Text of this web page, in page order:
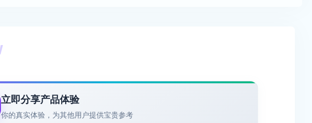
立即分享产品体验
你的真实体验，为其他用户提供宝贵参考